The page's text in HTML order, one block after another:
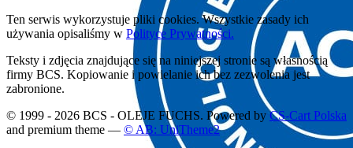
Ten serwis wykorzystuje pliki cookies. Wszystkie zasady ich
używania opisaliśmy w Polityce Prywatności.
Teksty i zdjęcia znajdujące się na niniejszej stronie są własnością
firmy BCS. Kopiowanie i powielanie ich bez zezwolenia jest
zabronione.
© 1999 - 2026 BCS - OLEJE FUCHS. Powered byCS-Cart Polska
and premium theme — © AB: UniTheme2